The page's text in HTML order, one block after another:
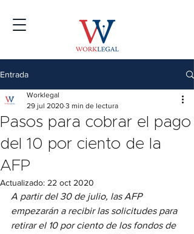
Entrada
Pasos para cobrar el pago
del 10 por ciento de la
AFP
Worklegal
29 jul 2020 3 min de lectura
Actualizado: 22 oct 2020
A partir del 30 de julio, las AFP
empezarán a recibir las solicitudes para
retirar el 10 por ciento de los fondos de